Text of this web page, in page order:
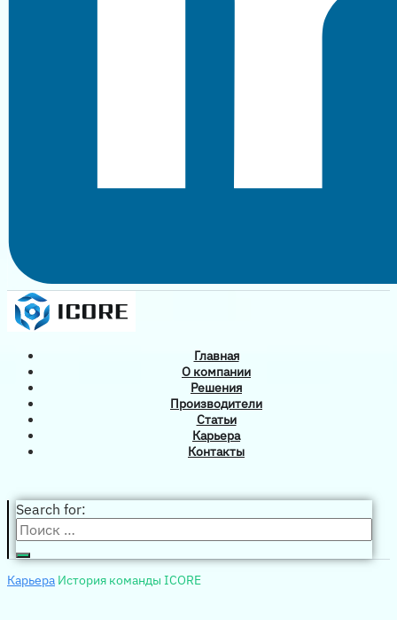
Главная
О компании
Решения
Производители
Статьи
Карьера
Контакты
Search for:
Карьера История команды ICORE